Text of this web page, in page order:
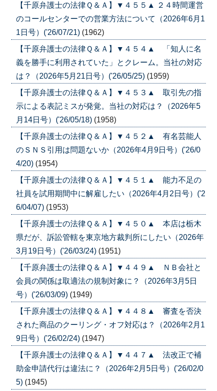
【千原弁護士の法律Ｑ＆Ａ】▼４５５▲ ２４時間運営
のコールセンターでの営業方法について（2026年6月1
1日号）('26/07/21) (1962)
【千原弁護士の法律Ｑ＆Ａ】▼４５４▲ 「知人に名
義を勝手に利用されていた」とクレーム。当社の対応
は？（2026年5月21日号）('26/05/25) (1959)
【千原弁護士の法律Ｑ＆Ａ】▼４５３▲ 取引先の指
示による表記ミスが発覚。当社の対応は？（2026年5
月14日号）('26/05/18) (1958)
【千原弁護士の法律Ｑ＆Ａ】▼４５２▲ 有名芸能人
のＳＮＳ引用は問題ないか（2026年4月9日号）('26/0
4/20) (1954)
【千原弁護士の法律Ｑ＆Ａ】▼４５１▲ 能力不足の
社員を試用期間中に解雇したい（2026年4月2日号）('2
6/04/07) (1953)
【千原弁護士の法律Ｑ＆Ａ】▼４５０▲ 本店は栃木
県だが、訴訟管轄を東京地方裁判所にしたい（2026年
3月19日号）('26/03/24) (1951)
【千原弁護士の法律Ｑ＆Ａ】▼４４９▲ ＮＢ会社と
会員の関係は取適法の規制対象に？（2026年3月5日
号）('26/03/09) (1949)
【千原弁護士の法律Ｑ＆Ａ】▼４４８▲ 審査を否決
された商品のクーリング・オフ対応は？（2026年2月1
9日号）('26/02/24) (1947)
【千原弁護士の法律Ｑ＆Ａ】▼４４７▲ 法改正で補
助金申請代行は違法に？（2026年2月5日号）('26/02/0
5) (1945)